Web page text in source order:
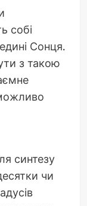
собі
Сонця.
з такою
синтезу
чи